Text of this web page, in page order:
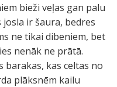
bieži veļas gan palu
ir šaura, bedres
ne tikai dibeniem, bet
nenāk ne prātā.
barakas, kas celtas no
plāksnēm kailu